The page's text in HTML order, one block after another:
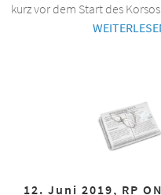
kurz vor dem Start des
12. Juni 2019, RP